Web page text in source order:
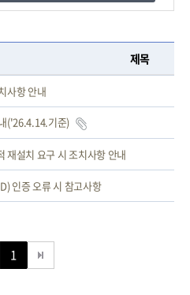
제목
사항 안내
('26.4.14.기준)
재설치 요구 시 조치사항 안내
인증 오류 시 참고사항
1